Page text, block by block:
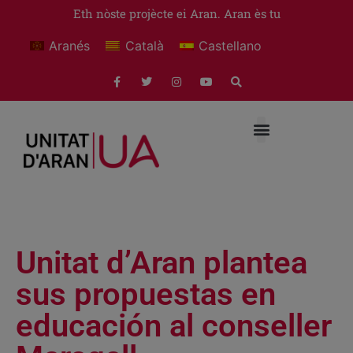
Eth nòste projècte ei Aran. Aran ès tu
Aranés Català Castellano
Unitat d’Aran plantea
sus propuestas en
educación al conseller